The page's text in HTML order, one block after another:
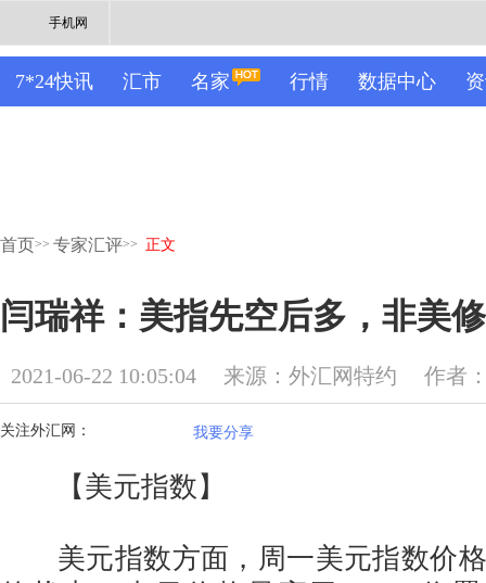
手机网
7*24快讯 汇市 名家 行情 数据中心
首页>> 专家汇评>> 正文
闫瑞祥：美指先空后多，非美
2021-06-22 10:05:04 来源：外汇网特约 作者
关注外汇网： 我要分享
【美元指数】
美元指数方面，周一美元指数价格